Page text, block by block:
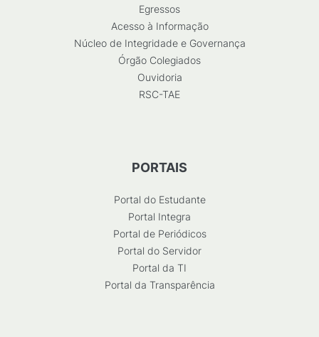
Egressos
Acesso à Informação
Núcleo de Integridade e Governança
Órgão Colegiados
Ouvidoria
RSC-TAE
PORTAIS
Portal do Estudante
Portal Integra
Portal de Periódicos
Portal do Servidor
Portal da TI
Portal da Transparência